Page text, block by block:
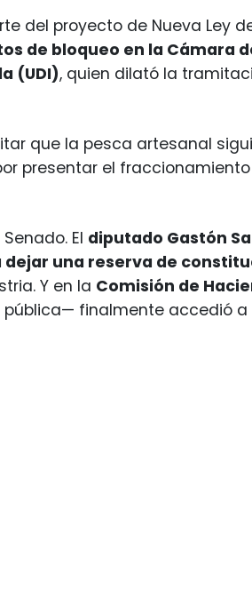
del proyecto de Nueva Ley
de bloqueo en la Cámara
(UDI), quien dilató la
que la pesca artesanal
presentar el
El diputado Gastón
una reserva de
Y en la Comisión de
finalmente accedió a